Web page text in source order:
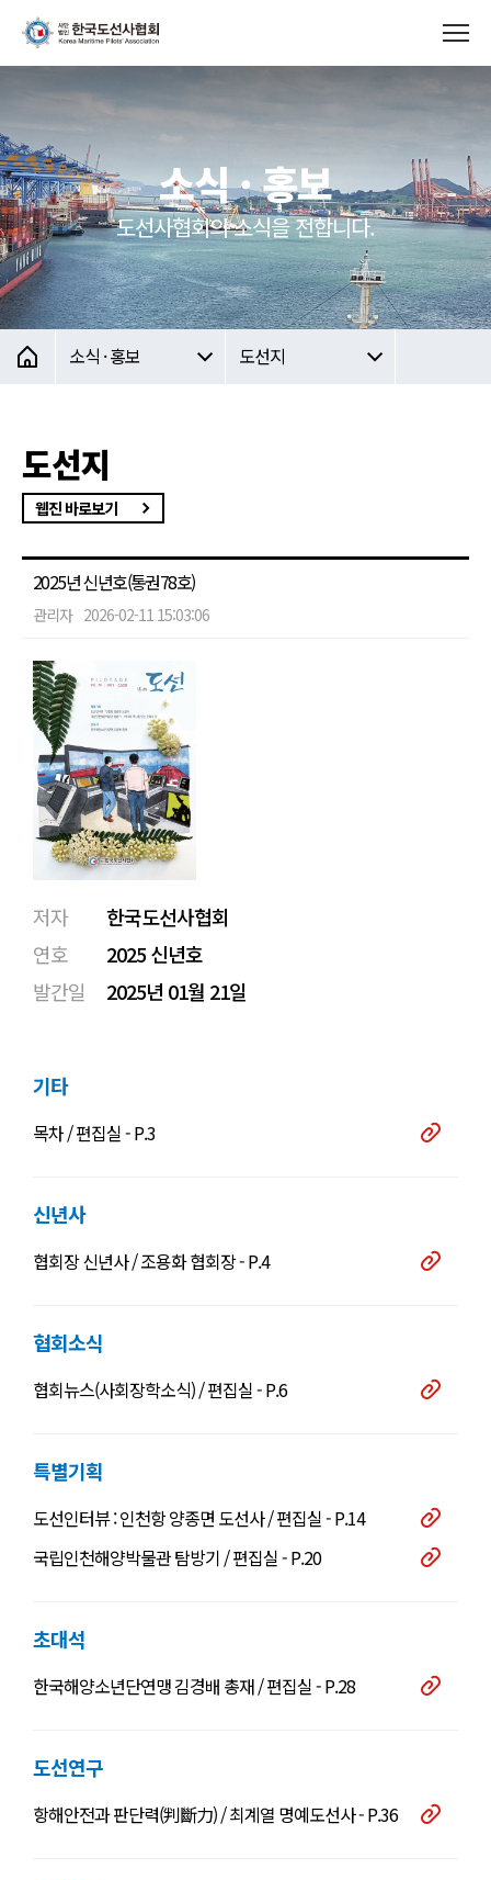
소식 · 홍보
도선사협회의 소식을 전합니다.
소식 · 홍보 도선지
도선지
웹진 바로보기
2025년 신년호(통권78호)
관리자 2026-02-11 15:03:06
저자
한국도선사협회
연호
2025 신년호
발간일
2025년 01월 21일
기타
목차 / 편집실 - P.3
신년사
협회장 신년사 / 조용화 협회장 - P.4
협회소식
협회뉴스(사회장학소식) / 편집실 - P.6
특별기획
도선인터뷰 : 인천항 양종면 도선사 / 편집실 - P.14
국립인천해양박물관 탐방기 / 편집실 - P.20
초대석
한국해양소년단연맹 김경배 총재 / 편집실 - P.28
도선연구
항해안전과 판단력(判斷力) / 최계열 명예도선사 - P.36